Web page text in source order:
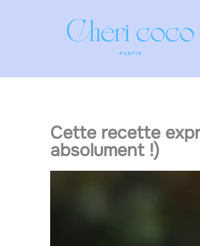
Cette recette
absolument !)